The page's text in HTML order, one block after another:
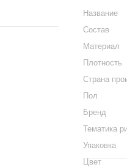
Название
Состав
Материал
Плотность
Страна
Пол
Бренд
Тематика
Упаковка
Цвет